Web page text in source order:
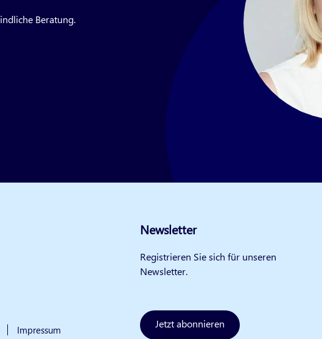
Beratung.
Impressum
Newsletter
Registrieren Sie sich für unseren
Newsletter.
Jetzt abonnieren